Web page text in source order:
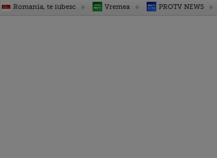
Romania, te iubesc Vremea PROTV NEWS